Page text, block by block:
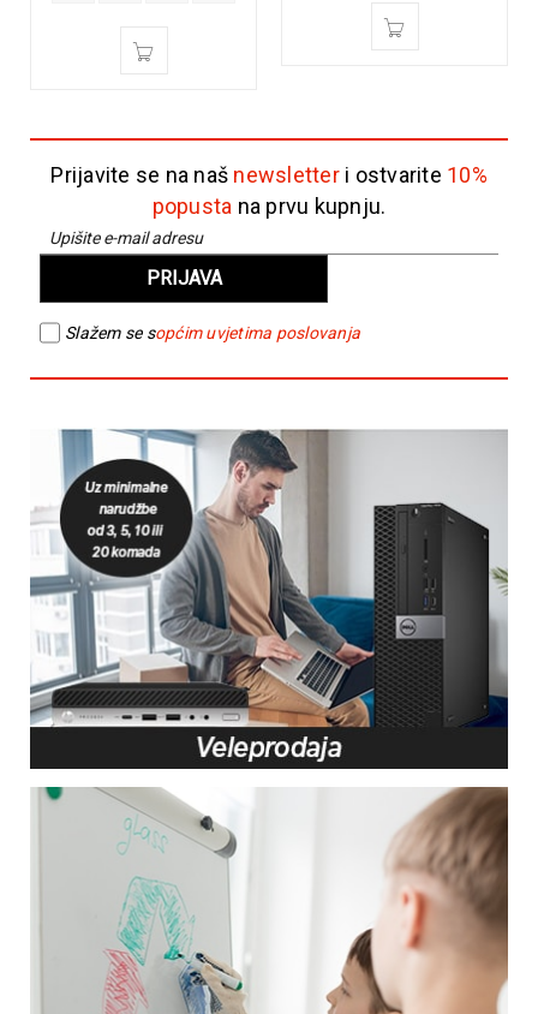
Prijavite se na naš newsletteri ostvarite 10%
popusta na prvu kupnju.
Slažem se sopćim uvjetima poslovanja